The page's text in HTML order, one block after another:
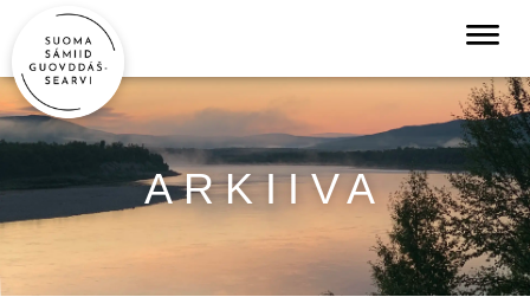
ARKIIVA